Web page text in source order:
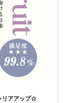
リアアップ☆